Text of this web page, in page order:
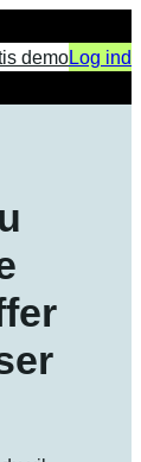
demoLog ind